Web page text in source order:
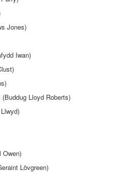
Jones)
Iwan)
Lloyd Roberts)
Owen)
Lövgreen)